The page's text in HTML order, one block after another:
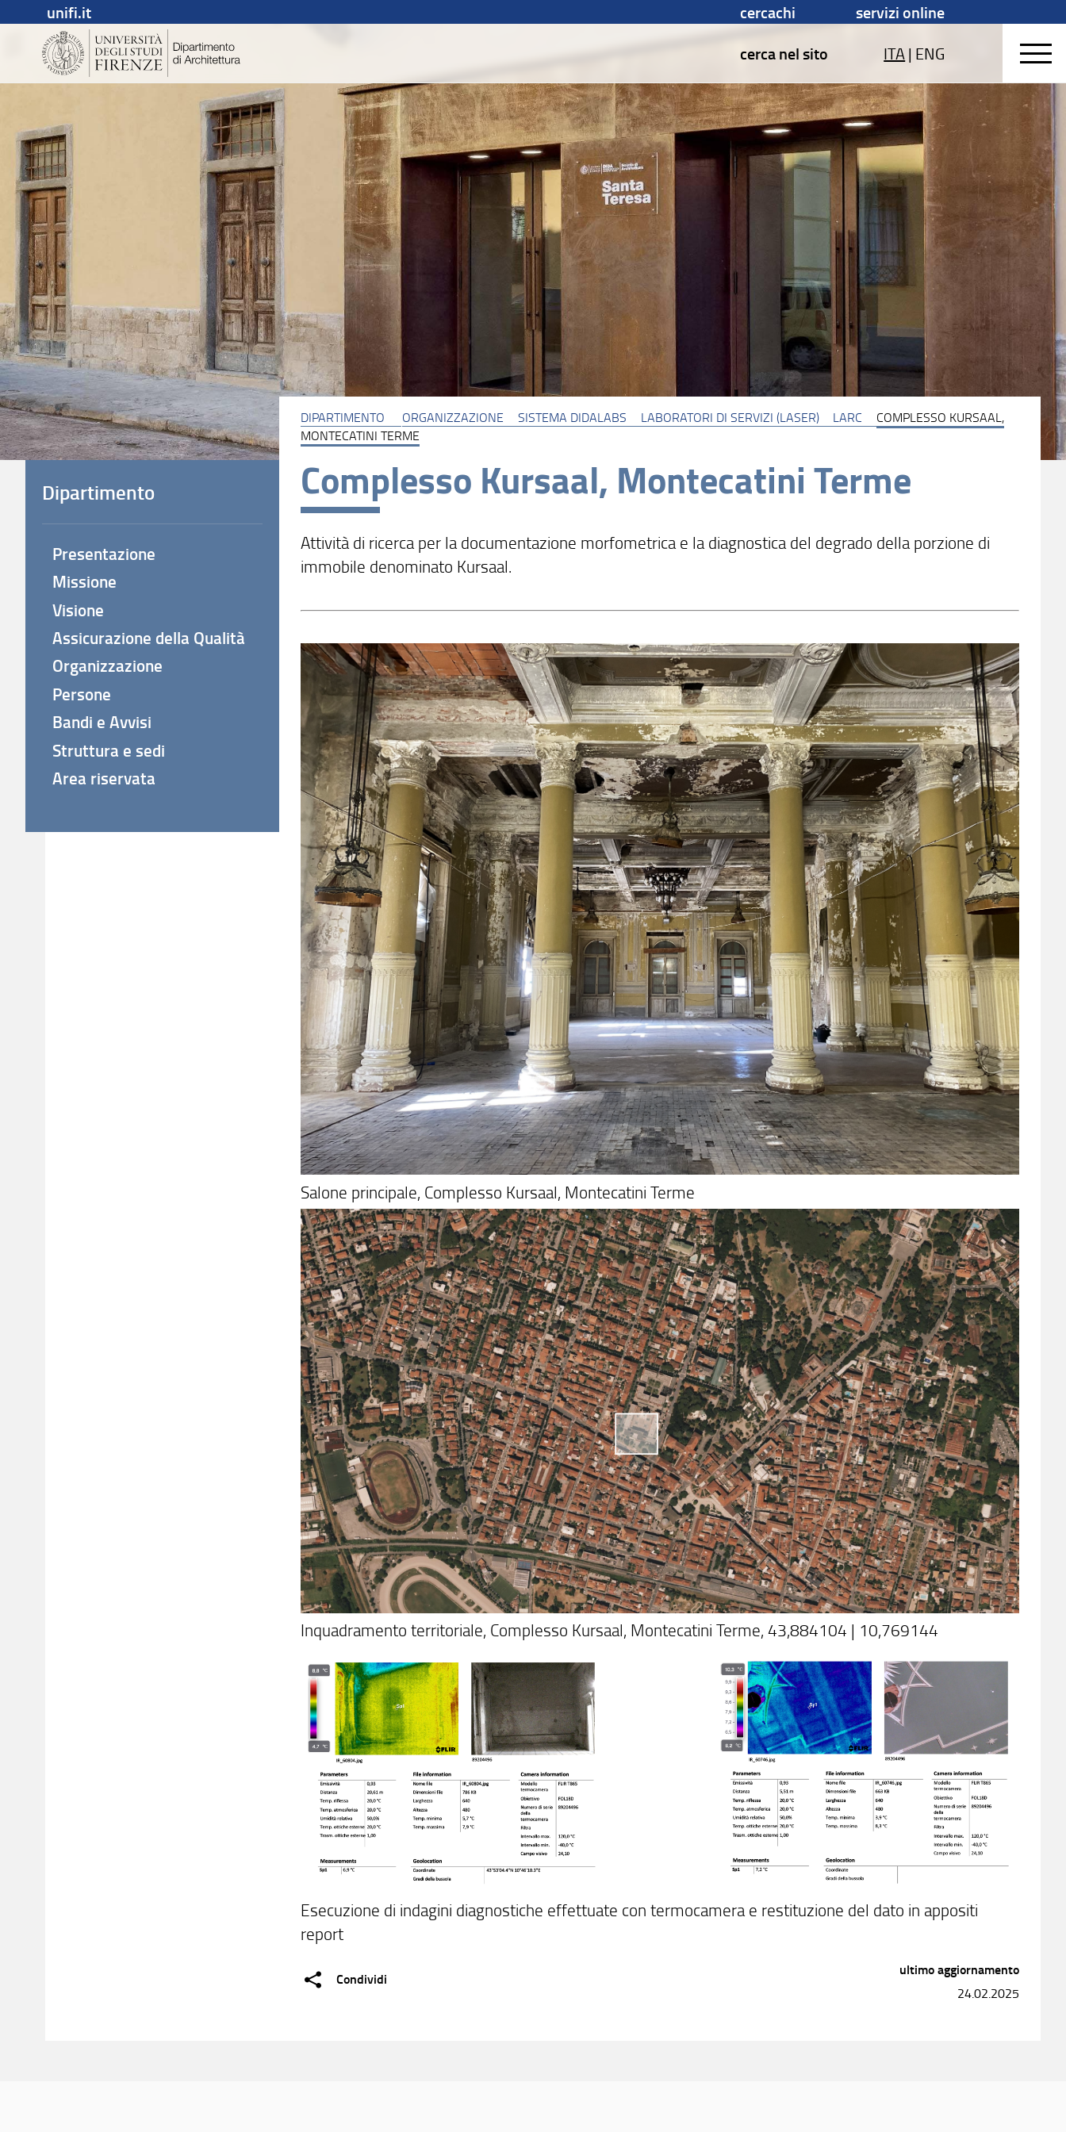
unifi.it cercachi
servizi online
cerca nel sito
ITA| ENG
DIPARTIMENTO ORGANIZZAZIONE SISTEMA DIDALABS LABORATORI DI SERVIZI (LASER) LARC
COMPLESSO KURSAAL,
MONTECATINI TERME
Complesso Kursaal, Montecatini Terme
Attività di ricerca per la documentazione morfometrica e la diagnostica del degrado della porzione di
immobile denominato Kursaal.
Salone principale, Complesso Kursaal, Montecatini Terme
Inquadramento territoriale, Complesso Kursaal, Montecatini Terme, 43,884104 | 10,769144
Esecuzione di indagini diagnostiche effettuate con termocamera e restituzione del dato in appositi
report
Condividi
Dipartimento
Presentazione
Missione
Visione
Assicurazione della Qualità
Organizzazione
Persone
Bandi e Avvisi
Struttura e sedi
Area riservata
ultimo aggiornamento
24.02.2025